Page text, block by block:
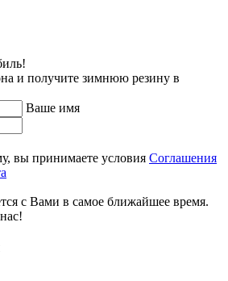
и получите зимнюю резину в
Ваше имя
вы принимаете условия Соглашения
с Вами в самое ближайшее время.